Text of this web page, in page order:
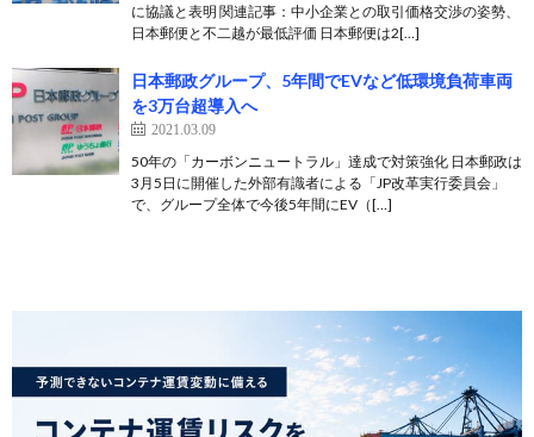
に協議と表明 関連記事：中小企業との取引価格交渉の姿勢、
日本郵便と不二越が最低評価 日本郵便は2[…]
日本郵政グループ、5年間でEVなど低環境負荷車両
を3万台超導入へ
2021.03.09
50年の「カーボンニュートラル」達成で対策強化 日本郵政は
3月5日に開催した外部有識者による「JP改革実行委員会」
で、グループ全体で今後5年間にEV（[…]